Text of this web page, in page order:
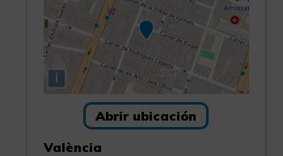
i
Abrir ubicación
València